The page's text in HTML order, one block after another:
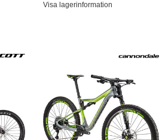
Visa lagerinformation